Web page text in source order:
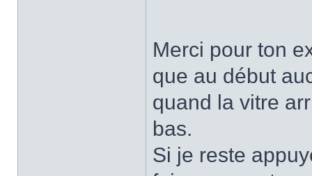
Merci pour ton
que au début
quand la vitre
bas.
Si je reste